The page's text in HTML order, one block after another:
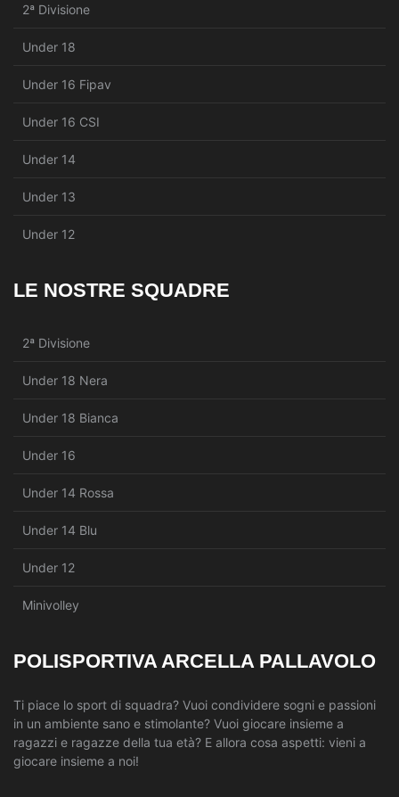
2ª Divisione
Under 18
Under 16 Fipav
Under 16 CSI
Under 14
Under 13
Under 12
LE NOSTRE SQUADRE
2ª Divisione
Under 18 Nera
Under 18 Bianca
Under 16
Under 14 Rossa
Under 14 Blu
Under 12
Minivolley
POLISPORTIVA ARCELLA PALLAVOLO
Ti piace lo sport di squadra? Vuoi condividere sogni e passioni
in un ambiente sano e stimolante? Vuoi giocare insieme a
ragazzi e ragazze della tua età? E allora cosa aspetti: vieni a
giocare insieme a noi!